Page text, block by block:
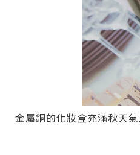
金屬銅的化妝盒充滿秋天